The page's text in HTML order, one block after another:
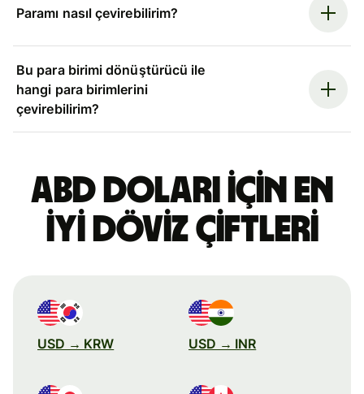
Paramı nasıl çevirebilirim?
Bu para birimi dönüştürücü ile
hangi para birimlerini
çevirebilirim?
ABD doları için en
iyi döviz çiftleri
USD → KRW USD → INR